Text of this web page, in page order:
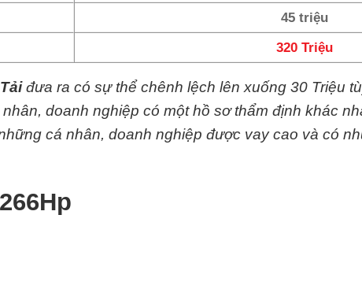
45 triệu
320 Triệu
đưa ra có sự thể chênh lệch lên xuống 30 Triệu
doanh nghiệp có một hồ sơ thẩm định khác
cá nhân, doanh nghiệp được vay cao và có